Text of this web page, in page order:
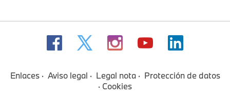
Enlaces Aviso legal Legal nota
Protección de datos
Cookies